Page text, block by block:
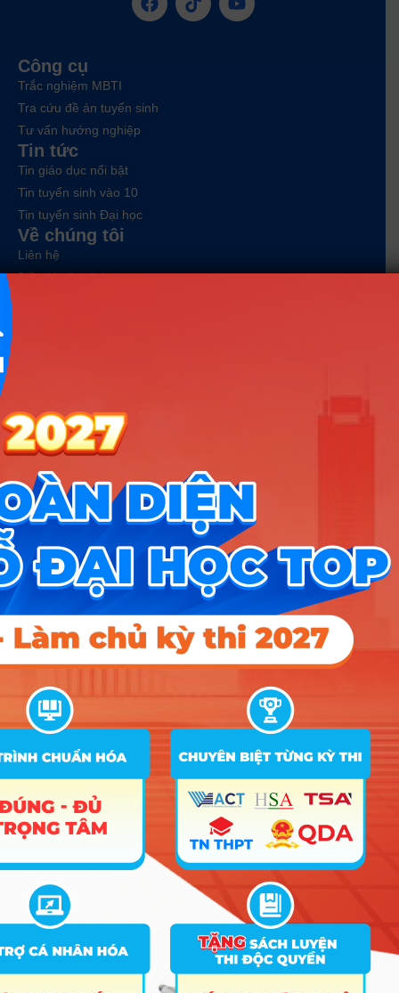
Công cụ
Trắc nghiệm MBTI
Tra cứu đề án tuyển sinh
Tư vấn hướng nghiệp
Tin tức
Tin giáo dục nổi bật
Tin tuyển sinh vào 10
Tin tuyển sinh Đại học
Về chúng tôi
Liên hệ
Điều khoản dịch vụ